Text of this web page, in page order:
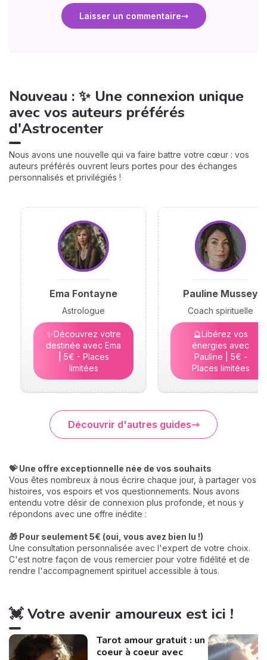
Laisser un commentaire
Nouveau : ✨ Une connexion unique
avec vos auteurs préférés
d'Astrocenter
Nous avons une nouvelle qui va faire battre votre cœur : vos
auteurs préférés ouvrent leurs portes pour des échanges
personnalisés et privilégiés !
Ema Fontayne
Astrologue
✨Découvrez votre
destinée avec Ema
| 5€ - Places
limitées
Pauline Mussey
Coach spirituelle
🔮Libérez vos
énergies avec
Pauline | 5€ -
Places limitées
Découvrir d'autres guides
💝 Une offre exceptionnelle née de vos souhaits
Vous êtes nombreux à nous écrire chaque jour, à partager vos
histoires, vos espoirs et vos questionnements. Nous avons
entendu votre désir de connexion plus profonde, et nous y
répondons avec une offre inédite :
🎁 Pour seulement 5€ (oui, vous avez bien lu !)
Une consultation personnalisée avec l'expert de votre choix.
C'est notre façon de vous remercier pour votre fidélité et de
rendre l'accompagnement spirituel accessible à tous.
💓 Votre avenir amoureux est ici !
Tarot amour gratuit : un
coeur à coeur avec